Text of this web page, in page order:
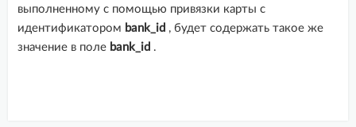
выполненному с помощью привязки карты с
идентификатором bank_id , будет содержать такое же
значение в поле bank_id .